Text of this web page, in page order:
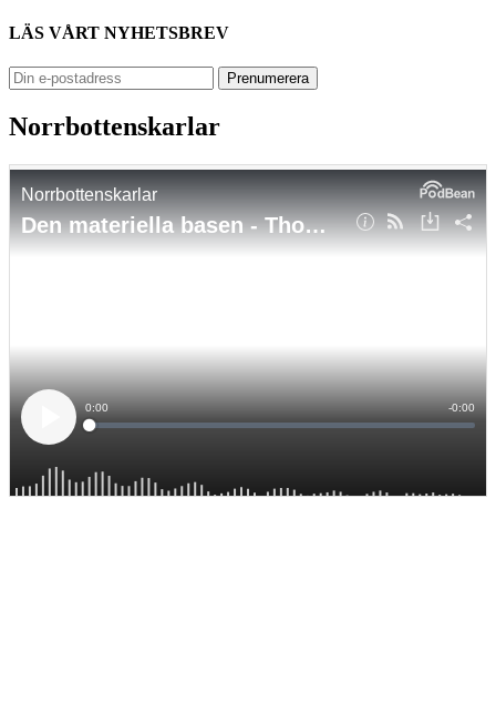
LÄS VÅRT NYHETSBREV
Norrbottenskarlar